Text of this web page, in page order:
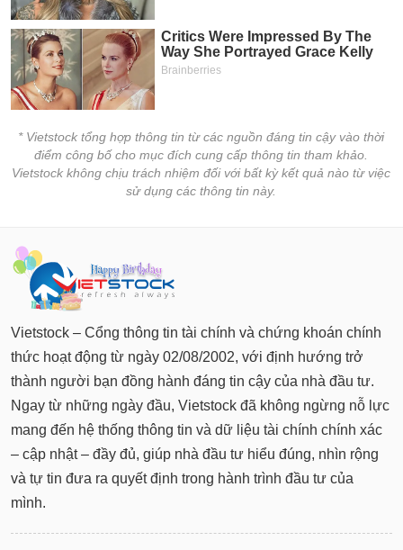
* Vietstock tổng hợp thông tin từ các nguồn đáng tin cậy vào thời
điểm công bố cho mục đích cung cấp thông tin tham khảo.
Vietstock không chịu trách nhiệm đối với bất kỳ kết quả nào từ việc
sử dụng các thông tin này.
Vietstock – Cổng thông tin tài chính và chứng khoán chính
thức hoạt động từ ngày 02/08/2002, với định hướng trở
thành người bạn đồng hành đáng tin cậy của nhà đầu tư.
Ngay từ những ngày đầu, Vietstock đã không ngừng nỗ lực
mang đến hệ thống thông tin và dữ liệu tài chính chính xác
– cập nhật – đầy đủ, giúp nhà đầu tư hiểu đúng, nhìn rộng
và tự tin đưa ra quyết định trong hành trình đầu tư của
mình.